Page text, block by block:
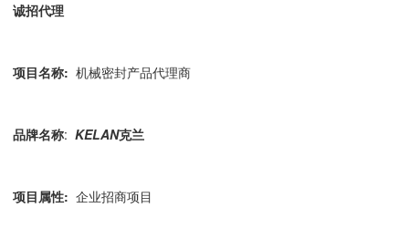
诚招代理
项目名称: 机械密封产品代理商
品牌名称: KELAN克兰
项目属性: 企业招商项目